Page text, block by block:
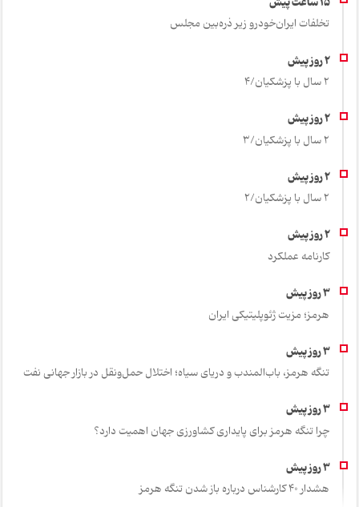
تخلفات ایران‌خودرو زیر ذره‌بین مجلس
2 سال با پزشکیان/4
2 سال با پزشکیان/3
2 سال با پزشکیان/2
کارنامه عملکرد
هرمز؛ مزیت ژئوپلیتیکی ایران
تنگه هرمز، باب‌المندب و دریای سیاه؛ اختلال حمل‌ونقل در بازار جهانی نفت
چرا تنگه هرمز برای پایداری کشاورزی جهان اهمیت دارد؟
هشدار 40 کارشناس درباره باز شدن تنگه هرمز